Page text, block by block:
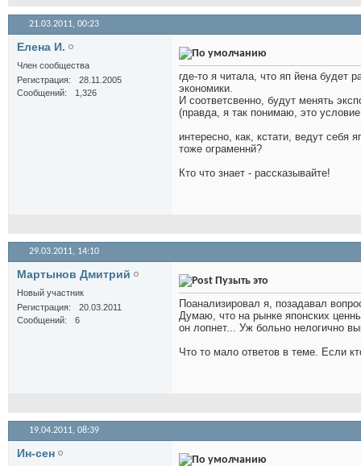
21.03.2011, 00:23
Елена И.
Член сообщества
Регистрация
28.11.2005
Сообщений
1,326
где-то я читала, что яп йена будет
экономики.
И соответсвенно, будут менять
(правда, я так понимаю, это
интересно, как, кстати, ведут себя
тоже ограменнй?
Кто что знает - рассказывайте!
29.03.2011, 14:10
Мартынов Дмитрий
Новый участник
Регистрация
20.03.2011
Сообщений
6
Пузыть это
Поанализировал я, позадавал
Думаю, что на рынке японских
он лопнет... Уж больно нелогично
Что то мало ответов в теме. Если
19.04.2011, 08:39
Ин-сен